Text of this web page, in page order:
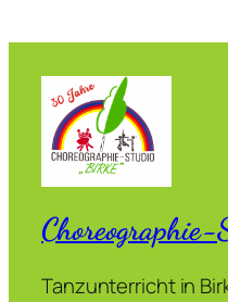
Tanzunterricht in